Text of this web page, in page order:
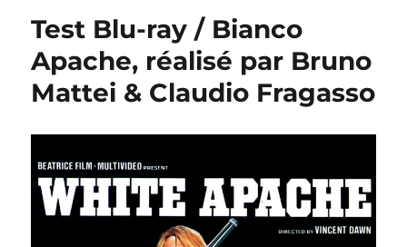
Test Blu-ray / Bianco
Apache, réalisé par Bruno
Mattei & Claudio Fragasso